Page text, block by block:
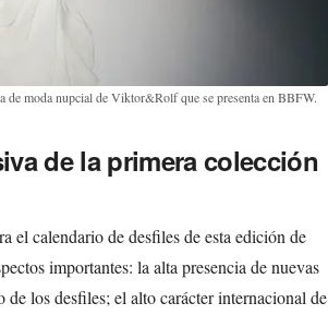
moda nupcial de Viktor&Rolf que se presenta en BBFW.
de la primera colección
el calendario de desfiles de esta edición de
importantes: la alta presencia de nuevas
de los desfiles; el alto carácter internacional de